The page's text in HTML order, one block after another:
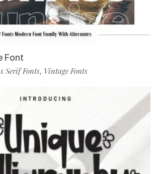
Font
Serif Fonts, Vintage Fonts